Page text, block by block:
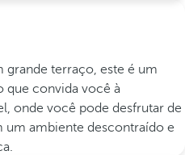
grande terraço, este é um
que convida você à
onde você pode desfrutar de
ambiente descontraído e